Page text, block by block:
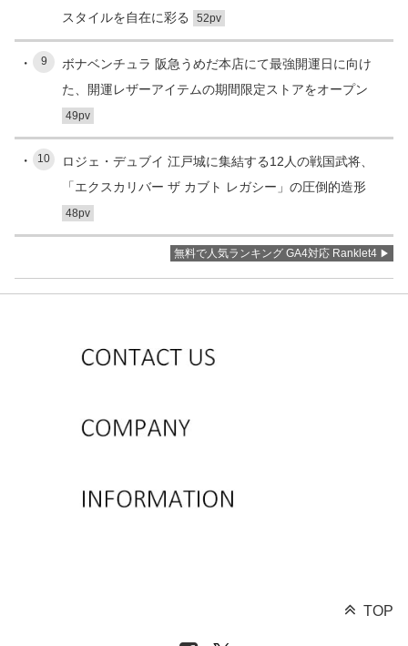
スタイルを自在に彩る
52pv
9
ボナベンチュラ 阪急うめだ本店にて最強開運日に向け
た、開運レザーアイテムの期間限定ストアをオープン
49pv
10
ロジェ・デュブイ 江戸城に集結する12人の戦国武将、
「エクスカリバー ザ カブト レガシー」の圧倒的造形
48pv
無料で人気ランキング GA4対応 Ranklet4
TOP